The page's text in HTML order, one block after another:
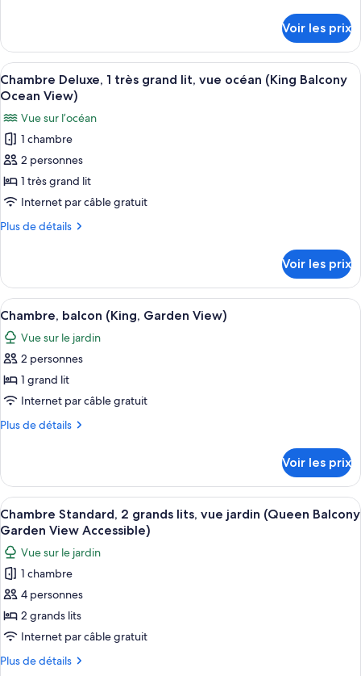
Standard,
très
grand
lit,
vue
piscine
(King
Pool
View)
le
type
de
chambre
Standard,
très
grand
lit,
piscine
(King
Voir les prix
Afficher
toutes
photos
pour
ce
type
de
chambre :
1
très
grand
lit,
vue
océan
(King
Balcony
Ocean
Une chambre d’hôtel moderne
8
Chambre Deluxe, 1 très grand lit, vue océan (King Balcony
Ocean View)
Vue sur l’océan
1 chambre
2 personnes
1 très grand lit
Internet par câble gratuit
Plus de détails
Plus
le
type
de
chambre
Chambre
Deluxe,
très
grand
vue
Ocean
View)
Voir les prix
Afficher
toutes
les
photos
pour
ce
type
Chambre,
balcon
(King,
Garden
View)
Une chambre d’hôtel moderne,
8
Chambre, balcon (King, Garden View)
Vue sur le jardin
2 personnes
1 grand lit
Internet par câble gratuit
Plus de détails
Plus
le
type
de
chambre
balcon
(King,
Garden
View)
Voir les prix
Afficher
toutes
les
photos
pour
ce
type
de
chambre :
Une chambre d’hôtel avec deux
8
Chambre Standard, 2 grands lits, vue jardin (Queen Balcony
Garden View Accessible)
Vue sur le jardin
1 chambre
4 personnes
2 grands lits
Internet par câble gratuit
Plus de détails
Plus